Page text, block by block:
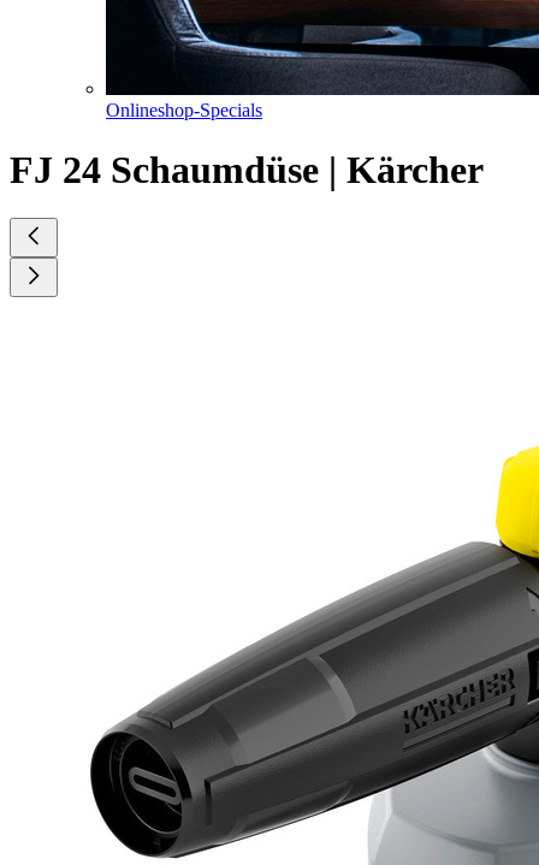
Onlineshop-Specials
FJ 24 Schaumdüse | Kärcher